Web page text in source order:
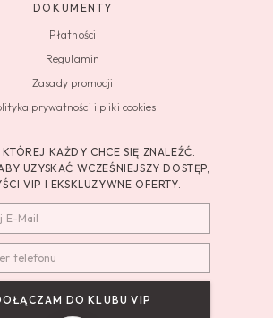
DOKUMENTY
Płatności
Regulamin
Zasady promocji
prywatności i pliki cookies
KAŻDY CHCE SIĘ ZNALEŹĆ.
UZYSKAĆ WCZEŚNIEJSZY DOSTĘP,
VIP I EKSKLUZYWNE OFERTY.
DO KLUBU VIP